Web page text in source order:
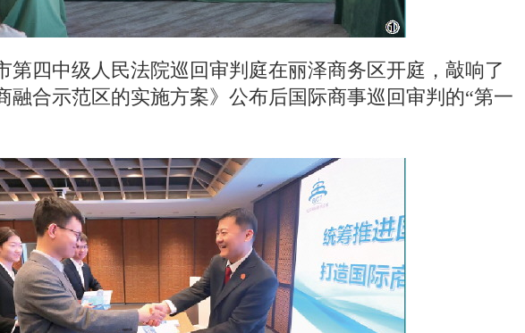
第四中级人民法院巡回审判庭在丽泽商务区开庭，敲响了
融合示范区的实施方案》公布后国际商事巡回审判的“第一